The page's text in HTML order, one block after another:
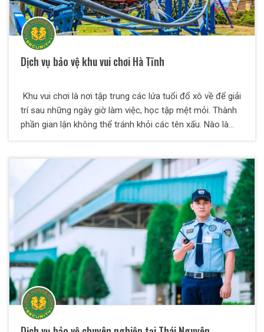
Dịch vụ bảo vệ khu vui chơi Hà Tĩnh
Khu vui chơi là nơi tập trung các lứa tuổi đổ xô về để giải
trí sau những ngày giờ làm việc, học tập mệt mỏi. Thành
phần gian lận không thể tránh khỏi các tên xấu. Nào là
thành lập để mang lại những giải pháp an ninh, tốt nhất để
tạo ra dịch vụ khu vui chơi giải trí, mang lại sự an toàn
cho mọi người, cho mọi nhà.